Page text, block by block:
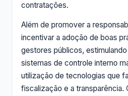
contratações.
Além de promover a
incentivar a adoção de boas
gestores públicos,
sistemas de controle interno
utilização de tecnologias que
fiscalização e a transparência.